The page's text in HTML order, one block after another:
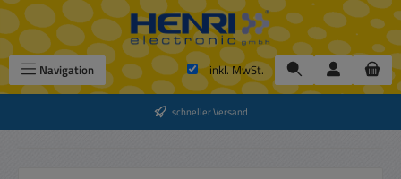
Zum Hauptinhalt springen
Navigation inkl. MwSt.
schneller Versand